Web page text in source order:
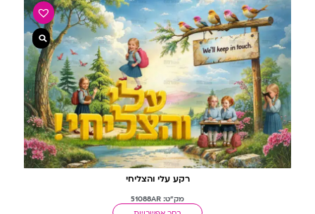
רקע עלי והצליחי
מק"ט: 51088AR